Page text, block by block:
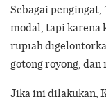
Sebagai
modal, tapi karena
rupiah
gotong royong,
Jika ini dilakukan,